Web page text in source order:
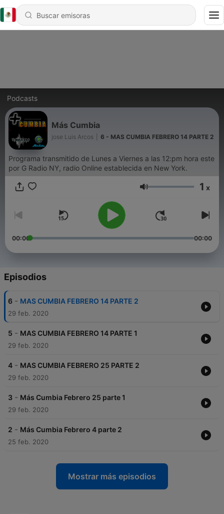
Podcasts
Más Cumbia
jose Luis Arcos 6 - MAS CUMBIA FEBRERO 14 PARTE 2
Programa transmitido de Lunes a Viernes a las 12:pm hora este
por G Radio NY, radio Online establecida en New York.
Volumen 1 x
00:00 00:00
Episodios
6 - MAS CUMBIA FEBRERO 14 PARTE 2
29 feb. 2020
5 - MAS CUMBIA FEBRERO 14 PARTE 1
29 feb. 2020
4 - MAS CUMBIA FEBRERO 25 PARTE 2
29 feb. 2020
3 - Más Cumbia Febrero 25 parte 1
29 feb. 2020
2 - Más Cumbia Febrero 4 parte 2
25 feb. 2020
Mostrar más episodios